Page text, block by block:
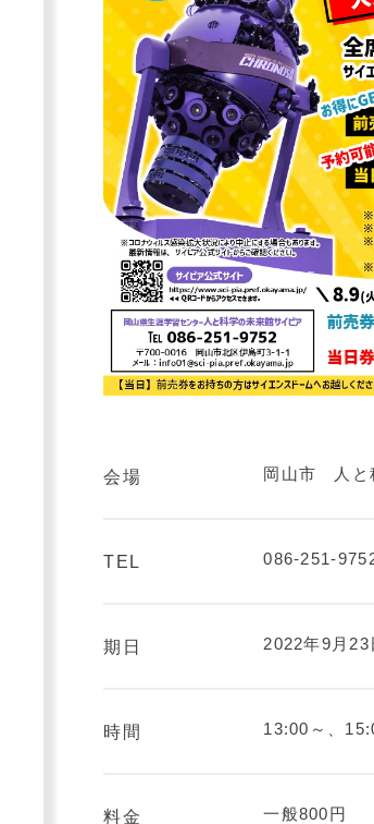
会場 岡山市 人と
TEL 086-251-
期日 2022年9月23
時間 13:00～、
料金
一般800円